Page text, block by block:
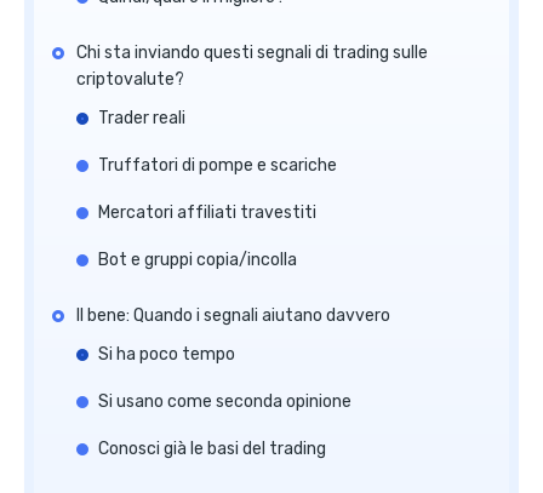
Chi sta inviando questi segnali di trading sulle
criptovalute?
Trader reali
Truffatori di pompe e scariche
Mercatori affiliati travestiti
Bot e gruppi copia/incolla
Il bene: Quando i segnali aiutano davvero
Si ha poco tempo
Si usano come seconda opinione
Conosci già le basi del trading